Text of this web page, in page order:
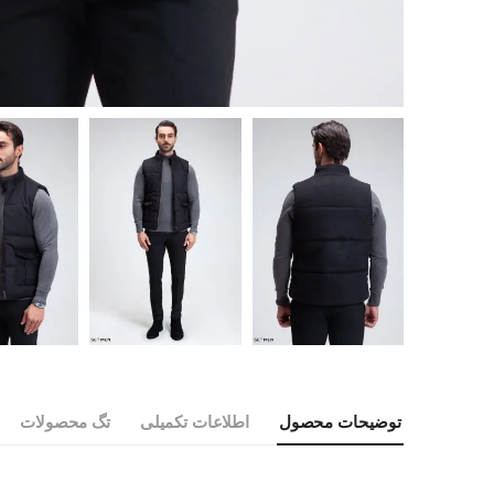
توضیحات محصول اطلاعات تکمیلی تگ محصولات